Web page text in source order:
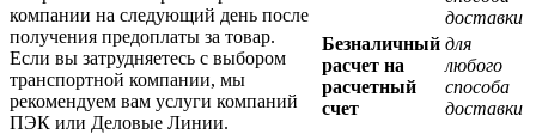
компании на следующий день после
получения предоплаты за товар.
Если вы затрудняетесь с выбором
транспортной компании, мы
рекомендуем вам услуги компаний
ПЭК или Деловые Линии.
доставки
Безналичный
расчет на
расчетный
счет
для
любого
способа
доставки